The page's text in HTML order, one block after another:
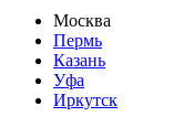
Москва
Пермь
Казань
Уфа
Иркутск